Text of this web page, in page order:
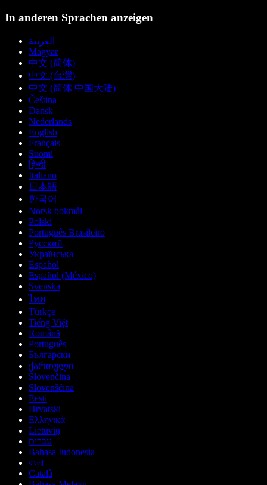
In anderen Sprachen anzeigen
العربية
Magyar
中文 (简体)
中文 (台灣)
中文 (简体 中国大陆)
Čeština
Dansk
Nederlands
English
Français
Suomi
हिन्दी
Italiano
日本語
한국어
Norsk bokmål
Polski
Português Brasileiro
Русский
Українська
Español
Español (México)
Svenska
ไทย
Türkçe
Tiếng Việt
Română
Português
Български
ქართული
Slovenčina
Slovenščina
Eesti
Hrvatski
Ελληνικά
Lietuvių
עברית
Bahasa Indonesia
বাংলা
Català